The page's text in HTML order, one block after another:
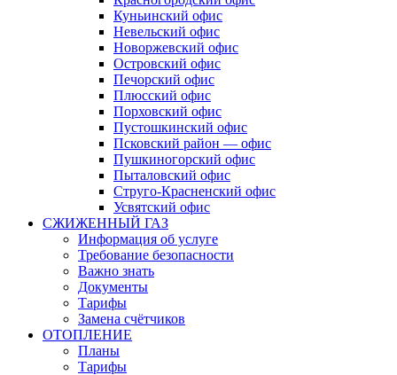
Куньинский офис
Невельский офис
Новоржевский офис
Островский офис
Печорский офис
Плюсский офис
Порховский офис
Пустошкинский офис
Псковский район — офис
Пушкиногорский офис
Пыталовский офис
Струго-Красненский офис
Усвятский офис
СЖИЖЕННЫЙ ГАЗ
Информация об услуге
Требование безопасности
Важно знать
Документы
Тарифы
Замена счётчиков
ОТОПЛЕНИЕ
Планы
Тарифы